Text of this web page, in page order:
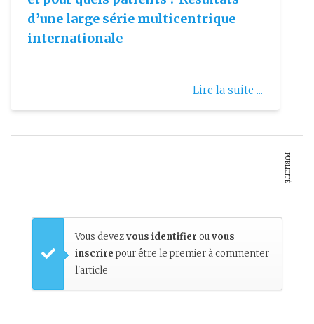
d’une large série multicentrique
internationale
Lire la suite ...
PUBLICITÉ
Vous devezvous identifier ouvous
inscrire pour être le premier à commenter
l'article